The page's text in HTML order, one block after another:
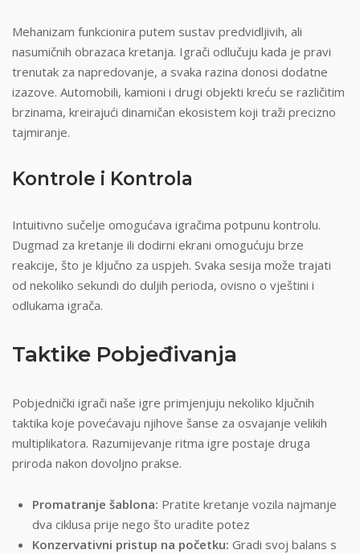
Mehanizam funkcionira putem sustav predvidljivih, ali
nasumičnih obrazaca kretanja. Igrači odlučuju kada je pravi
trenutak za napredovanje, a svaka razina donosi dodatne
izazove. Automobili, kamioni i drugi objekti kreću se različitim
brzinama, kreirajući dinamičan ekosistem koji traži precizno
tajmiranje.
Kontrole i Kontrola
Intuitivno sučelje omogućava igračima potpunu kontrolu.
Dugmad za kretanje ili dodirni ekrani omogućuju brze
reakcije, što je ključno za uspjeh. Svaka sesija može trajati
od nekoliko sekundi do duljih perioda, ovisno o vještini i
odlukama igrača.
Taktike Pobjeđivanja
Pobjednički igrači naše igre primjenjuju nekoliko ključnih
taktika koje povećavaju njihove šanse za osvajanje velikih
multiplikatora. Razumijevanje ritma igre postaje druga
priroda nakon dovoljno prakse.
Promatranje šablona: Pratite kretanje vozila najmanje
dva ciklusa prije nego što uradite potez
Konzervativni pristup na početku: Gradi svoj balans s